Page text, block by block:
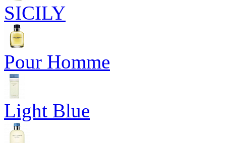
SICILY
Pour Homme
Light Blue